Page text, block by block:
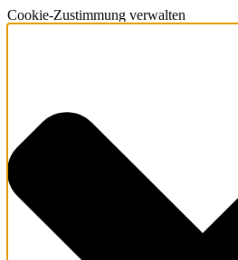
Cookie-Zustimmung verwalten